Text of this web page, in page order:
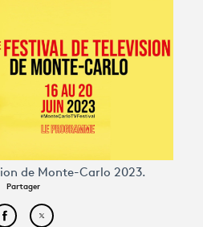
de Monte-Carlo 2023.
Partager
Partager cet article sur
Partager cet article sur